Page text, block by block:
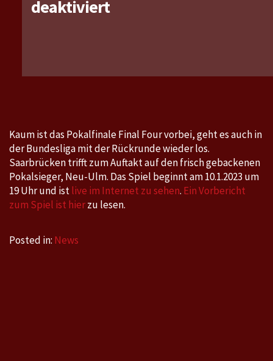
deaktiviertfür
gegen
Dienstag,
10.1.2023
um
19
Uhr
Kaum ist das Pokalfinale Final Four vorbei, geht es auch in
der Bundesliga mit der Rückrunde wieder los.
Saarbrücken trifft zum Auftakt auf den frisch gebackenen
Pokalsieger, Neu-Ulm. Das Spiel beginnt am 10.1.2023 um
19 Uhr und istlive im Internet zu sehen. Ein Vorbericht
zum Spiel ist hierzu lesen.
Posted in: News